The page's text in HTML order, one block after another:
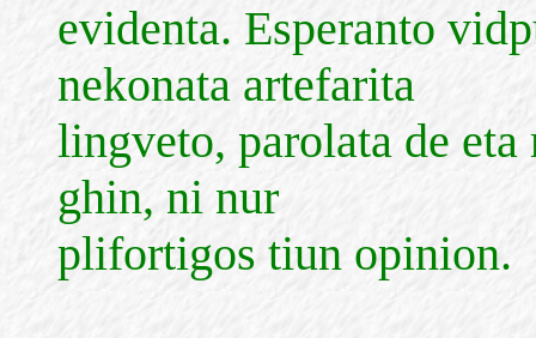
evidenta. Esperanto
nekonata artefarita
lingveto, parolata de
ghin, ni nur
plifortigos tiun opinion.